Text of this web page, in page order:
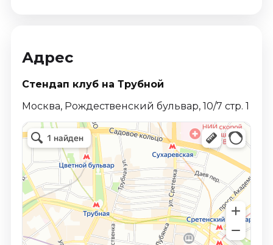
Ноябрь 2026
Декабрь 2026
Январь 2027
Площадки
Адрес
Стендап клуб на Трубной
Москва, Рождественский бульвар, 10/7 стр. 1